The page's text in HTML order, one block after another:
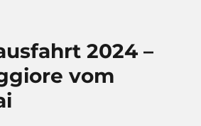
2024 –
vom